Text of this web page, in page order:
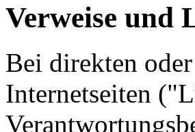
Verweise und
Bei direkten
Internetseiten